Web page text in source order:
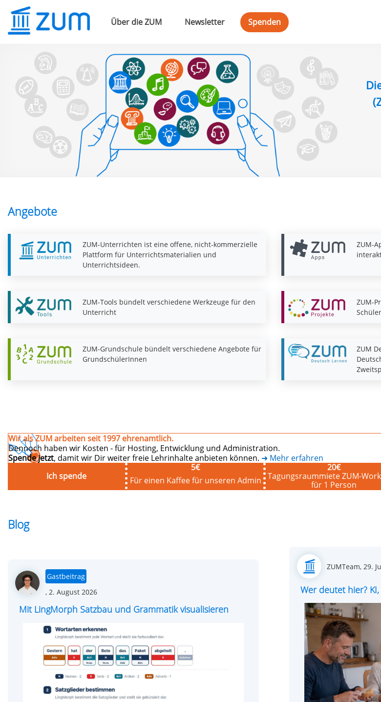
Über die ZUM Newsletter Spenden
Angebote
ZUM-Unterrichten ist eine offene, nicht-kommerzielle
Plattform für Unterrichtsmaterialien und
Unterrichtsideen.
ZUM-
ZUM-Tools bündelt verschiedene Werkzeuge für den
Unterricht
ZUM-
ZUM-Grundschule bündelt verschiedene Angebote für
GrundschülerInnen
ZUM
Wir als ZUM arbeiten seit 1997 ehrenamtlich.
Dennoch haben wir Kosten - für Hosting, Entwicklung und Administration.
Spende jetzt, damit wir Dir weiter freie Lehrinhalte anbieten können. ➜ Mehr erfahren
Ich spende
5€
Für einen Kaffee für unseren Admin
20€
Tagungsraummiete ZUM-
für 1 Person
Blog
Gastbeitrag
, Posted
on
2. August 2026
Mit LingMorph Satzbau und Grammatik visualisieren
ZUMTeam, 29.
Wer deutet hier?